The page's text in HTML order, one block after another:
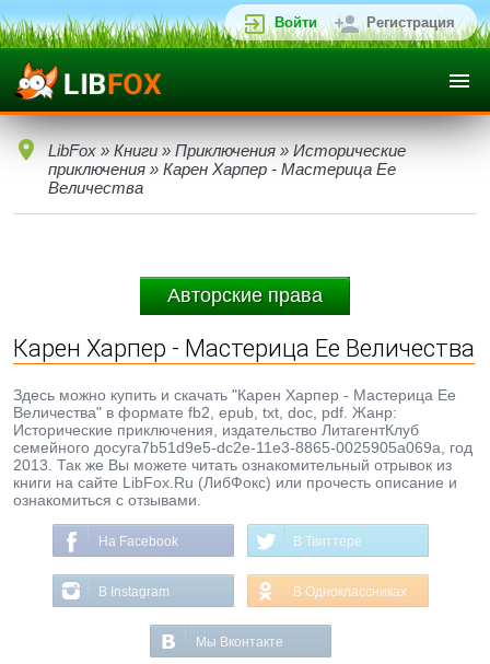
Войти Регистрация
LibFox » Книги » Приключения » Исторические
приключения » Карен Харпер - Мастерица Ее
Величества
Авторские права
Карен Харпер - Мастерица Ее Величества
Здесь можно купить и скачать "Карен Харпер - Мастерица Ее
Величества" в формате fb2, epub, txt, doc, pdf. Жанр:
Исторические приключения, издательство ЛитагентКлуб
семейного досуга7b51d9e5-dc2e-11e3-8865-0025905a069a, год
2013. Так же Вы можете читать ознакомительный отрывок из
книги на сайте LibFox.Ru (ЛибФокс) или прочесть описание и
ознакомиться с отзывами.
На Facebook В Твиттере
В Instagram В Одноклассниках
Мы Вконтакте